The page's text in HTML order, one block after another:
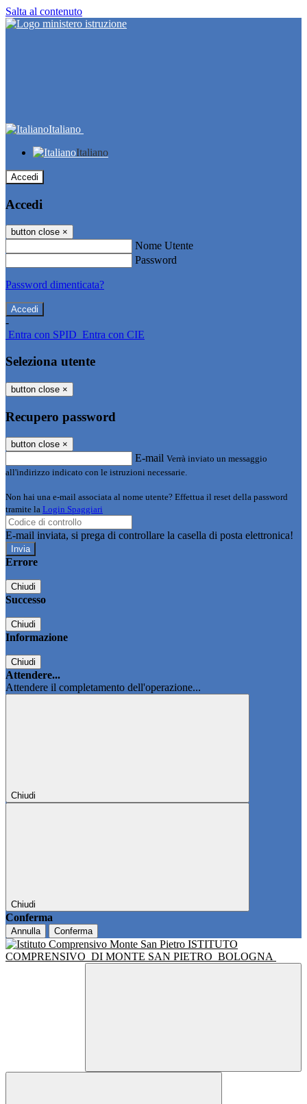
Salta al contenuto
Italiano
Italiano
Accedi
Accedi
button close ×
Nome Utente
Password
Password dimenticata?
-
Entra con SPID Entra con CIE
Seleziona utente
button close ×
Recupero password
button close ×
E-mail Verrà inviato un messaggio
all'indirizzo indicato con le istruzioni necessarie.
Non hai una e-mail associata al nome utente? Effettua il reset della password
tramite la Login Spaggiari
E-mail inviata, si prega di controllare la casella di posta elettronica!
Errore
Chiudi
Successo
Chiudi
Informazione
Chiudi
Attendere...
Attendere il completamento dell'operazione...
Chiudi
Chiudi
Conferma
Annulla Conferma
ISTITUTO
COMPRENSIVO DI MONTE SAN PIETRO BOLOGNA